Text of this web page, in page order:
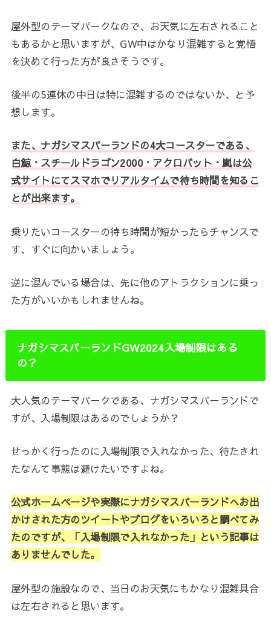
屋外型のテーマパークなので、お天気に左右されること
もあるかと思いますが、GW中はかなり混雑すると覚悟
を決めて行った方が良さそうです。
後半の5連休の中日は特に混雑するのではないか、と予
想します。
また、ナガシマスパーランドの4大コースターである、
白鯨・スチールドラゴン2000・アクロバット・嵐は公
式サイトにてスマホでリアルタイムで待ち時間を知るこ
とが出来ます。
乗りたいコースターの待ち時間が短かったらチャンスで
す、すぐに向かいましょう。
逆に混んでいる場合は、先に他のアトラクションに乗っ
た方がいいかもしれませんね。
ナガシマスパーランドGW2024入場制限はある
の？
大人気のテーマパークである、ナガシマスパーランドで
すが、入場制限はあるのでしょうか？
せっかく行ったのに入場制限で入れなかった、待たされ
たなんて事態は避けたいですよね。
公式ホームページや実際にナガシマスパーランドへお出
かけされた方のツイートやブログをいろいろと調べてみ
たのですが、「入場制限で入れなかった」という記事は
ありませんでした。
屋外型の施設なので、当日のお天気にもかなり混雑具合
は左右されると思います。